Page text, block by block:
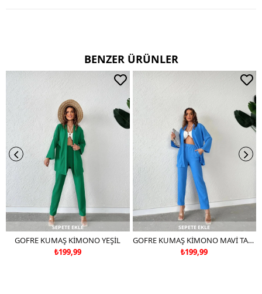
BENZER ÜRÜNLER
SEPETE EKLE
GOFRE KUMAŞ KİMONO YEŞİL
₺199,99
SEPETE EKLE
GOFRE KUMAŞ KİMONO MAVİ TAKIM DEĞİLDİR
₺199,99